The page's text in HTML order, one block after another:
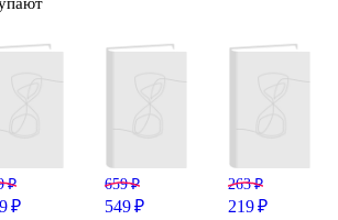
₽
₽
659 ₽
549 ₽
263 ₽
219 ₽